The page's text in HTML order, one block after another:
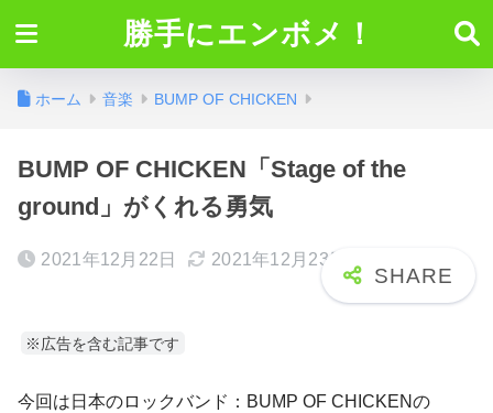
勝手にエンボメ！
ホーム 音楽 BUMP OF CHICKEN
BUMP OF CHICKEN「Stage of the
ground」がくれる勇気
2021年12月22日 2021年12月23日
※広告を含む記事です
今回は日本のロックバンド：BUMP OF CHICKENの